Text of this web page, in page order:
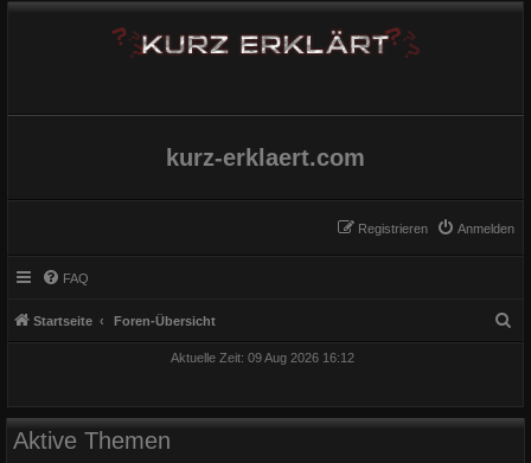
kurz-erklaert.com
Anmelden
Registrieren
FAQ
Startseite Foren-Übersicht
Aktuelle Zeit: 09 Aug 2026 16:12
Aktive Themen